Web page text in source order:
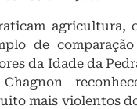
agricultura,
de
da Idade da
mais violentos